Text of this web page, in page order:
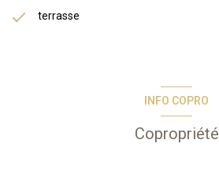
terrasse
INFO COPRO
Copropriété